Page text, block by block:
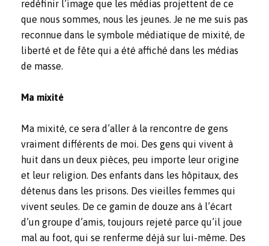
redéfinir l’image que les médias projettent de ce
que nous sommes, nous les jeunes. Je ne me suis pas
reconnue dans le symbole médiatique de mixité, de
liberté et de fête qui a été affiché dans les médias
de masse.
Ma mixité
Ma mixité, ce sera d’aller à la rencontre de gens
vraiment différents de moi. Des gens qui vivent à
huit dans un deux pièces, peu importe leur origine
et leur religion. Des enfants dans les hôpitaux, des
détenus dans les prisons. Des vieilles femmes qui
vivent seules. De ce gamin de douze ans à l’écart
d’un groupe d’amis, toujours rejeté parce qu’il joue
mal au foot, qui se renferme déjà sur lui-même. Des